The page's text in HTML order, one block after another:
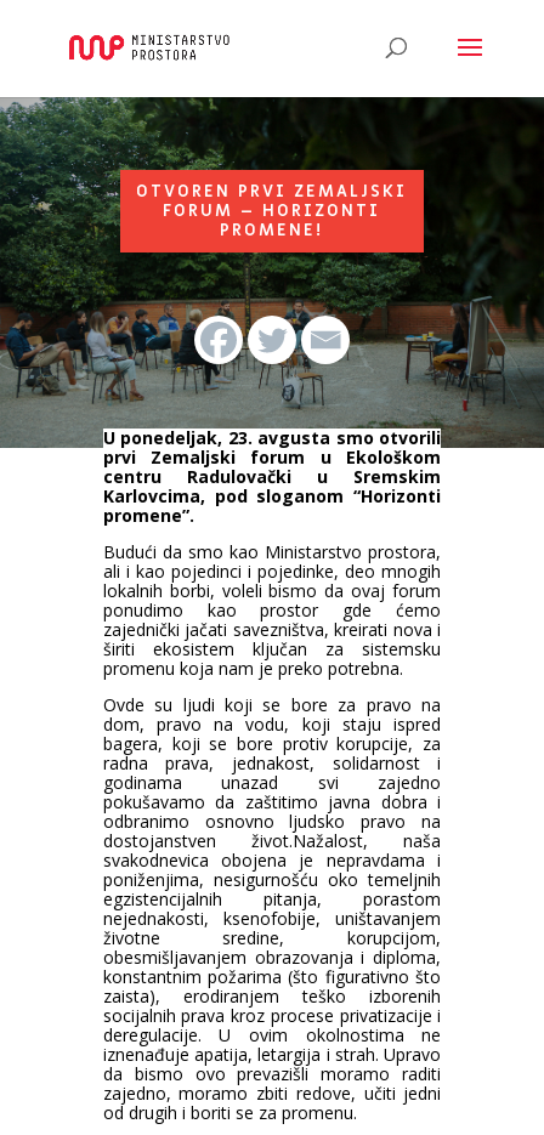
OTVOREN PRVI ZEMALJSKI
FORUM – HORIZONTI
PROMENE!
U ponedeljak, 23. avgusta smo otvorili
prvi Zemaljski forum u Ekološkom
centru Radulovački u Sremskim
Karlovcima, pod sloganom “Horizonti
promene”.
Budući da smo kao Ministarstvo prostora,
ali i kao pojedinci i pojedinke, deo mnogih
lokalnih borbi, voleli bismo da ovaj forum
ponudimo kao prostor gde ćemo
zajednički jačati savezništva, kreirati nova i
širiti ekosistem ključan za sistemsku
promenu koja nam je preko potrebna.
Ovde su ljudi koji se bore za pravo na
dom, pravo na vodu, koji staju ispred
bagera, koji se bore protiv korupcije, za
radna prava, jednakost, solidarnost i
godinama unazad svi zajedno
pokušavamo da zaštitimo javna dobra i
odbranimo osnovno ljudsko pravo na
dostojanstven život.Nažalost, naša
svakodnevica obojena je nepravdama i
poniženjima, nesigurnošću oko temeljnih
egzistencijalnih pitanja, porastom
nejednakosti, ksenofobije, uništavanjem
životne sredine, korupcijom,
obesmišljavanjem obrazovanja i diploma,
konstantnim požarima (što figurativno što
zaista), erodiranjem teško izborenih
socijalnih prava kroz procese privatizacije i
deregulacije. U ovim okolnostima ne
iznenađuje apatija, letargija i strah. Upravo
da bismo ovo prevazišli moramo raditi
zajedno, moramo zbiti redove, učiti jedni
od drugih i boriti se za promenu.